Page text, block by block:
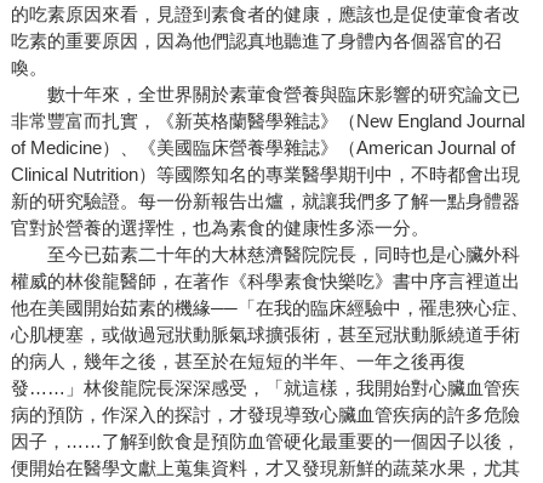
的吃素原因來看，見證到素食者的健康，應該也是促使葷食者改
吃素的重要原因，因為他們認真地聽進了身體內各個器官的召
喚。
數十年來，全世界關於素葷食營養與臨床影響的研究論文已
非常豐富而扎實，《新英格蘭醫學雜誌》（New England Journal
of Medicine）、《美國臨床營養學雜誌》（American Journal of
Clinical Nutrition）等國際知名的專業醫學期刊中，不時都會出現
新的研究驗證。每一份新報告出爐，就讓我們多了解一點身體器
官對於營養的選擇性，也為素食的健康性多添一分。
至今已茹素二十年的大林慈濟醫院院長，同時也是心臟外科
權威的林俊龍醫師，在著作《科學素食快樂吃》書中序言裡道出
他在美國開始茹素的機緣──「在我的臨床經驗中，罹患狹心症、
心肌梗塞，或做過冠狀動脈氣球擴張術，甚至冠狀動脈繞道手術
的病人，幾年之後，甚至於在短短的半年、一年之後再復
發……」林俊龍院長深深感受，「就這樣，我開始對心臟血管疾
病的預防，作深入的探討，才發現導致心臟血管疾病的許多危險
因子，……了解到飲食是預防血管硬化最重要的一個因子以後，
便開始在醫學文獻上蒐集資料，才又發現新鮮的蔬菜水果，尤其